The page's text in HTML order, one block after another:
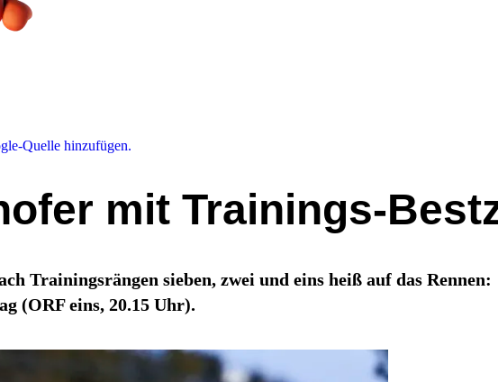
Quelle hinzufügen.
mit Trainings-
Trainingsrängen sieben, zwei und eins heiß auf das
(ORF eins, 20.15 Uhr).